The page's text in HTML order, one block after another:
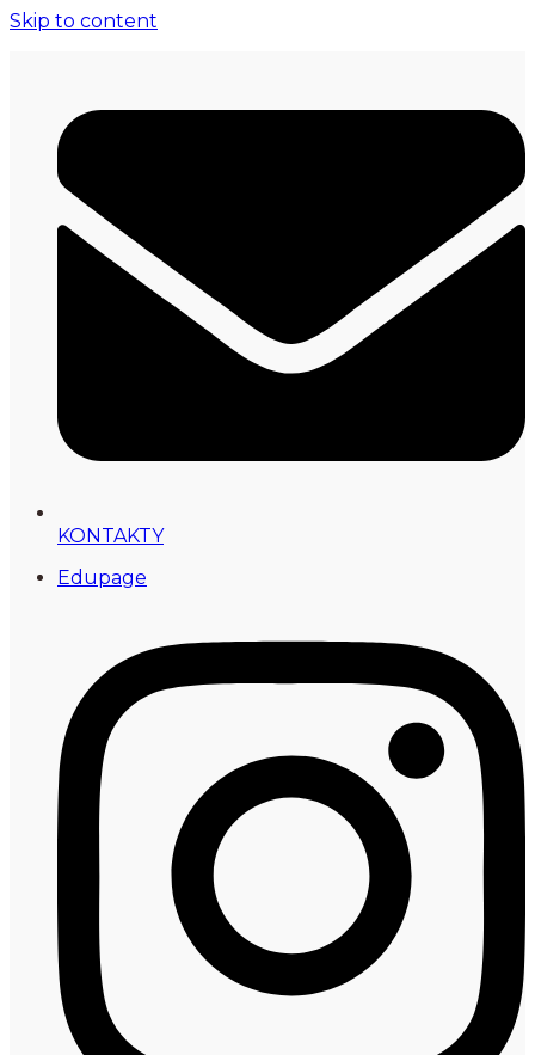
Skip to content
KONTAKTY
Edupage